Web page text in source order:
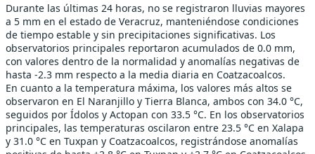
Durante las últimas 24 horas, no se registraron lluvias mayores
a 5 mm en el estado de Veracruz, manteniéndose condiciones
de tiempo estable y sin precipitaciones significativas. Los
observatorios principales reportaron acumulados de 0.0 mm,
con valores dentro de la normalidad y anomalías negativas de
hasta -2.3 mm respecto a la media diaria en Coatzacoalcos.
En cuanto a la temperatura máxima, los valores más altos se
observaron en El Naranjillo y Tierra Blanca, ambos con 34.0 °C,
seguidos por Ídolos y Actopan con 33.5 °C. En los observatorios
principales, las temperaturas oscilaron entre 23.5 °C en Xalapa
y 31.0 °C en Tuxpan y Coatzacoalcos, registrándose anomalías